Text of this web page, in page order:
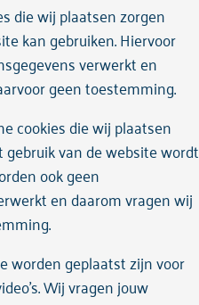
die wij plaatsen zorgen
kan gebruiken. Hiervoor
verwerkt en
geen toestemming.
cookies die wij plaatsen
van de website wordt
ook geen
en daarom vragen wij
worden geplaatst zijn voor
Wij vragen jouw